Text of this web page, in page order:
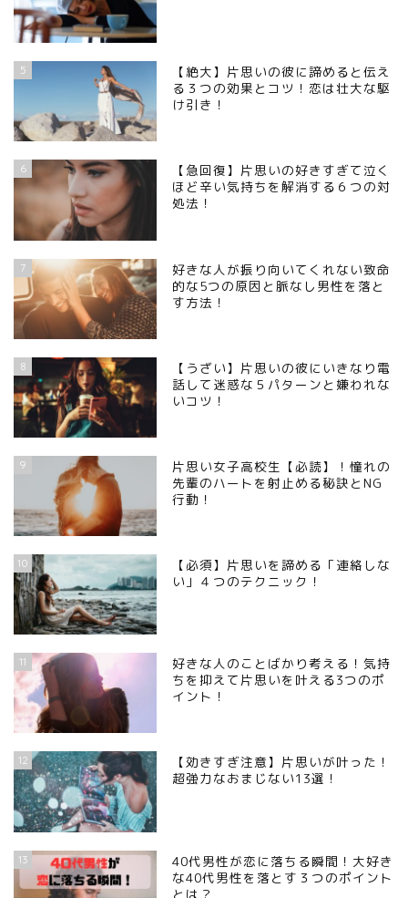
5
【絶大】片思いの彼に諦めると伝え
る３つの効果とコツ！恋は壮大な駆
け引き！
6
【急回復】片思いの好きすぎて泣く
ほど辛い気持ちを解消する６つの対
処法！
7
好きな人が振り向いてくれない致命
的な5つの原因と脈なし男性を落と
す方法！
8
【うざい】片思いの彼にいきなり電
話して迷惑な５パターンと嫌われな
いコツ！
9
片思い女子高校生【必読】！憧れの
先輩のハートを射止める秘訣とNG
行動！
10
【必須】片思いを諦める「連絡しな
い」４つのテクニック！
11
好きな人のことばかり考える！気持
ちを抑えて片思いを叶える3つのポ
イント！
12
【効きすぎ注意】片思いが叶った！
超強力なおまじない13選！
13
40代男性が恋に落ちる瞬間！大好き
な40代男性を落とす３つのポイント
とは？